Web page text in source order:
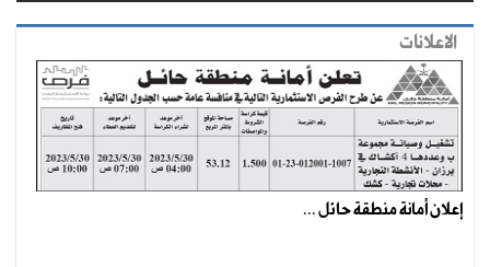
الاعلانات
إعلان أمانة منطقة حائل ...